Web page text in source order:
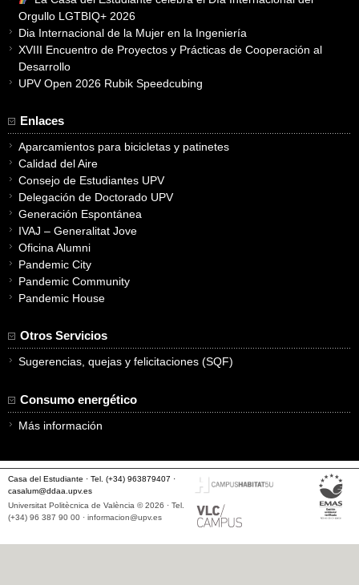
Orgullo LGTBIQ+ 2026
Dia Internacional de la Mujer en la Ingeniería
XVIII Encuentro de Proyectos y Prácticas de Cooperación al
Desarrollo
UPV Open 2026 Rubik Speedcubing
Enlaces
Aparcamientos para bicicletas y patinetes
Calidad del Aire
Consejo de Estudiantes UPV
Delegación de Doctorado UPV
Generación Espontánea
IVAJ – Generalitat Jove
Oficina Alumni
Pandemic City
Pandemic Community
Pandemic House
Otros Servicios
Sugerencias, quejas y felicitaciones (SQF)
Consumo energético
Más información
Casa del Estudiante · Tel. (+34) 963879407 ·
casalum@ddaa.upv.es
Universitat Politècnica de València © 2026 · Tel.
(+34) 96 387 90 00 · informacion@upv.es